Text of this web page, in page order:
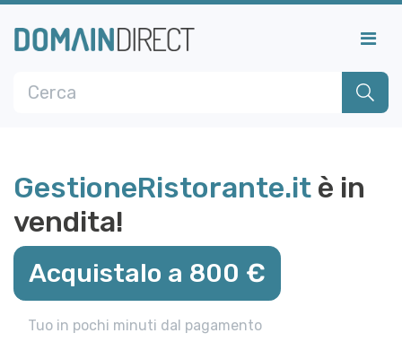
GestioneRistorante.it è in
vendita!
Acquistalo a 800 €
Tuo in pochi minuti dal pagamento